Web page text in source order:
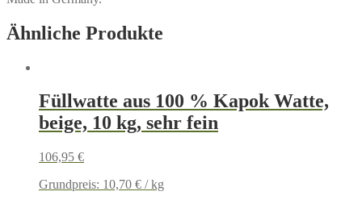
Ähnliche Produkte
Füllwatte aus 100 % Kapok Watte,
beige, 10 kg, sehr fein
106,95 €
Grundpreis: 10,70 € /kg